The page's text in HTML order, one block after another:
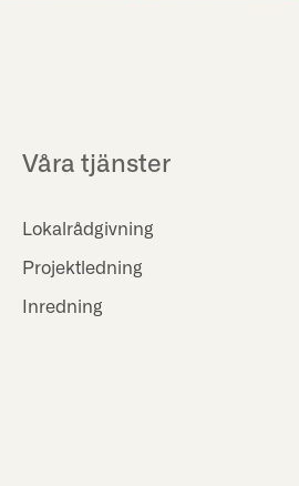
Våra tjänster
Lokalrådgivning
Projektledning
Inredning